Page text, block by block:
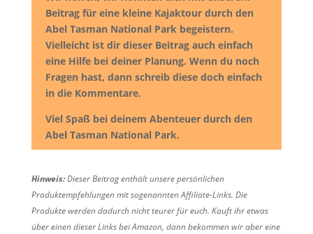
Beitrag für eine kleine Kajaktour durch den
Abel Tasman National Park begeistern.
Vielleicht ist dir dieser Beitrag auch einfach
eine Hilfe bei deiner Planung. Wenn du noch
Fragen hast, dann schreib diese doch einfach
in die Kommentare.
Viel Spaß bei deinem Abenteuer durch den
Abel Tasman National Park.
Hinweis:Dieser Beitrag enthält unsere persönlichen
Produktempfehlungen mit sogenannten Affiliate-Links. Die
Produkte werden dadurch nicht teurer für euch. Kauft ihr etwas
über einen dieser Links bei Amazon, dann bekommen wir aber eine